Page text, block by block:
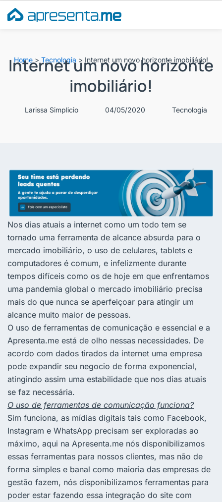
para
Home > Tecnologia > Internet um novo horizonte imobiliário!
Internet um novo horizonte
imobiliário!
Larissa Simplicio 04/05/2020 Tecnologia
Nos dias atuais a internet como um todo tem se
tornado uma ferramenta de alcance absurda para o
mercado imobiliário, o uso de celulares, tablets e
computadores é comum, e infelizmente durante
tempos difíceis como os de hoje em que enfrentamos
uma pandemia global o mercado imobiliário precisa
mais do que nunca se aperfeiçoar para atingir um
alcance muito maior de pessoas.
O uso de ferramentas de comunicação e essencial e a
Apresenta.me está de olho nessas necessidades. De
acordo com dados tirados da internet uma empresa
pode expandir seu negocio de forma exponencial,
atingindo assim uma estabilidade que nos dias atuais
se faz necessária.
O uso de ferramentas de comunicação funciona?
Sim funciona, as mídias digitais tais como Facebook,
Instagram e WhatsApp precisam ser exploradas ao
máximo, aqui na Apresenta.me nós disponibilizamos
essas ferramentas para nossos clientes, mas não de
forma simples e banal como maioria das empresas de
gestão fazem, nós disponibilizamos ferramentas para
poder estar fazendo essa integração do site com